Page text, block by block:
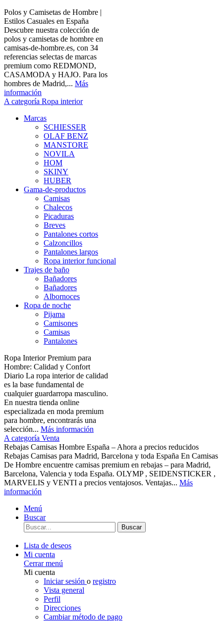
Polos y Camisetas de Hombre |
Estilos Casuales en España
Descubre nuestra colección de
polos y camisetas de hombre en
camisas-de-hombre.es, con 34
referencias selectas de marcas
premium como REDMOND,
CASAMODA y HAJO. Para los
hombres de Madrid,... Más
información
A categoría Ropa interior
Marcas
SCHIESSER
OLAF BENZ
MANSTORE
NOVILA
HOM
SKINY
HUBER
Gama-de-productos
Camisas
Chalecos
Picaduras
Breves
Pantalones cortos
Calzoncillos
Pantalones largos
Ropa interior funcional
Trajes de baño
Bañadores
Bañadores
Albornoces
Ropa de noche
Pijama
Camisones
Camisas
Pantalones
Ropa Interior Premium para
Hombre: Calidad y Confort
Diario La ropa interior de calidad
es la base fundamental de
cualquier guardarropa masculino.
En nuestra tienda online
especializada en moda premium
para hombre, encontrarás una
selección... Más información
A categoría Venta
Rebajas Camisas Hombre España – Ahora a precios reducidos
Rebajas Camisas para Madrid, Barcelona y toda España En Camisas
De Hombre encuentre camisas premium en rebajas – para Madrid,
Barcelona, Valencia y toda España. OLYMP , SEIDENSTICKER ,
MARVELIS y VENTI a precios ventajosos. Ventajas... Más
información
Menú
Buscar
Buscar
Lista de deseos
Mi cuenta
Cerrar menú
Mi cuenta
Iniciar sesión o registro
Vista general
Perfil
Direcciones
Cambiar método de pago